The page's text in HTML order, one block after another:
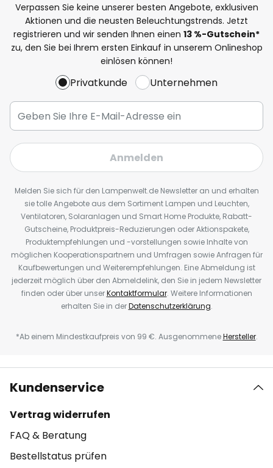
Verpassen Sie keine unserer besten Angebote, exklusiven
Aktionen und die neusten Beleuchtungstrends. Jetzt
registrieren und wir senden Ihnen einen 13 %-Gutschein*
zu, den Sie bei Ihrem ersten Einkauf in unserem Onlineshop
einlösen können!
Privatkunde Unternehmen
Anmelden
Melden Sie sich für den Lampenwelt.de Newsletter an und erhalten
sie tolle Angebote aus dem Sortiment Lampen und Leuchten,
Ventilatoren, Solaranlagen und Smart Home Produkte, Rabatt-
Gutscheine, Produktpreis-Reduzierungen oder Aktionspakete,
Produktempfehlungen und -vorstellungen sowie Inhalte von
möglichen Kooperationspartnern und Umfragen sowie Anfragen für
Kaufbewertungen und Weiterempfehlungen. Eine Abmeldung ist
jederzeit möglich über den Abmeldelink, den Sie in jedem Newsletter
finden oder über unserKontaktformular. Weitere Informationen
erhalten Sie in derDatenschutzerklärung.
*Ab einem Mindestkaufpreis von 99 €. AusgenommeneHersteller.
Kundenservice
Vertrag widerrufen
FAQ & Beratung
Bestellstatus prüfen